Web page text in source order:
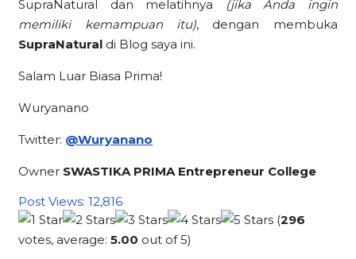
SupraNatural dan melatihnya
(jika Anda ingin
memiliki kemampuan itu), dengan membuka
SupraNatural di Blog saya ini.
Salam Luar Biasa Prima!
Wuryanano
Twitter: @Wuryanano
Owner SWASTIKA PRIMA Entrepreneur College
Post Views: 12,816
(296
votes, average:5.00 out of 5)